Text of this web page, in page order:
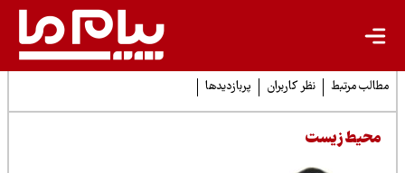
مرتبط نظر کاربران پربازدیدها
زیست